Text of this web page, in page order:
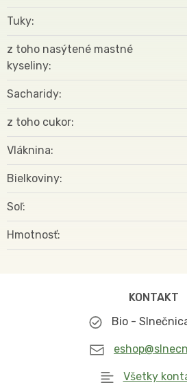
Tuky
z toho nasýtené mastné
kyseliny
Sacharidy
z toho cukor
Vláknina
Bielkoviny
Soľ
Hmotnosť
KONTAKT
Bio -
Všetky